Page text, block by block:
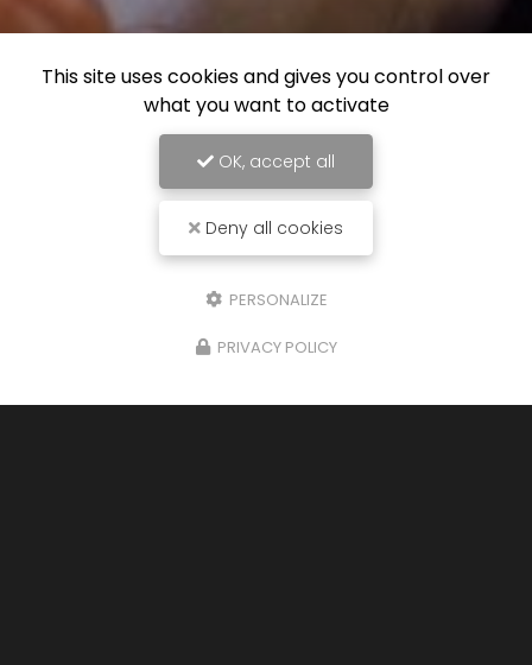
This site uses cookies and gives you control over
what you want to activate
OK, accept all
Deny all cookies
PERSONALIZE
PRIVACY POLICY